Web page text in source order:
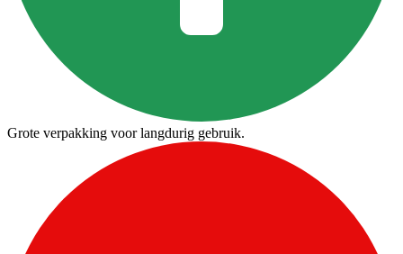
Grote verpakking voor langdurig gebruik.